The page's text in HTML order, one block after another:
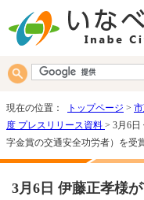
現在の位置： トップページ >
度 プレスリリース資料 > 3月6
字金賞の交通安全功労者）を受
3月6日 伊藤正孝様